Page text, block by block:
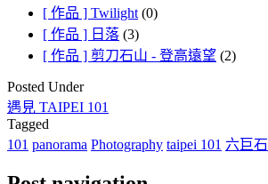
[ 作品 ] Twilight (0)
[ 作品 ] 日落 (3)
[ 作品 ] 剪刀石山 - 登高遠望 (2)
Posted Under
遇見 TAIPEI 101
Tagged
101 panorama Photography taipei 101 六巨石